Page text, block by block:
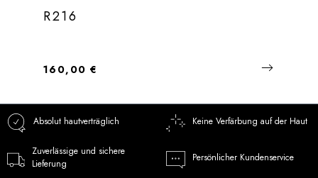
R216
Regulärer Preis:
160,00 €
Absolut hautverträglich Keine Verfärbung auf der Haut
Zuverlässige und sichere
Lieferung
Persönlicher Kundenservice